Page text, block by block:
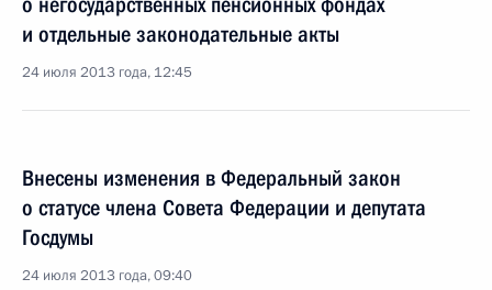
и отдельные законодательные акты
24 июля 2013 года, 12:45
Внесены изменения в Федеральный закон
о статусе члена Совета Федерации и депутата
Госдумы
24 июля 2013 года, 09:40